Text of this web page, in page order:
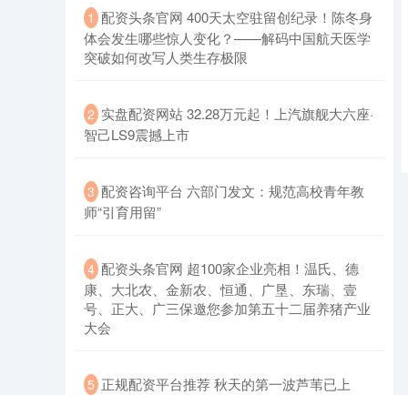
1 ​配资头条官网 400天太空驻留创纪录！陈冬身
体会发生哪些惊人变化？——解码中国航天医学
突破如何改写人类生存极限
2 ​实盘配资网站 32.28万元起！上汽旗舰大六座·
智己LS9震撼上市
3 ​配资咨询平台 六部门发文：规范高校青年教
师“引育用留”
4 ​配资头条官网 超100家企业亮相！温氏、德
康、大北农、金新农、恒通、广垦、东瑞、壹
号、正大、广三保邀您参加第五十二届养猪产业
大会
5 ​正规配资平台推荐 秋天的第一波芦苇已上